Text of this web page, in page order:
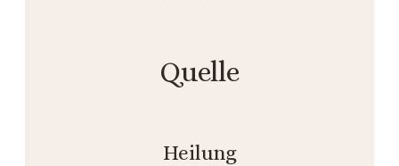
Quelle
Heilung